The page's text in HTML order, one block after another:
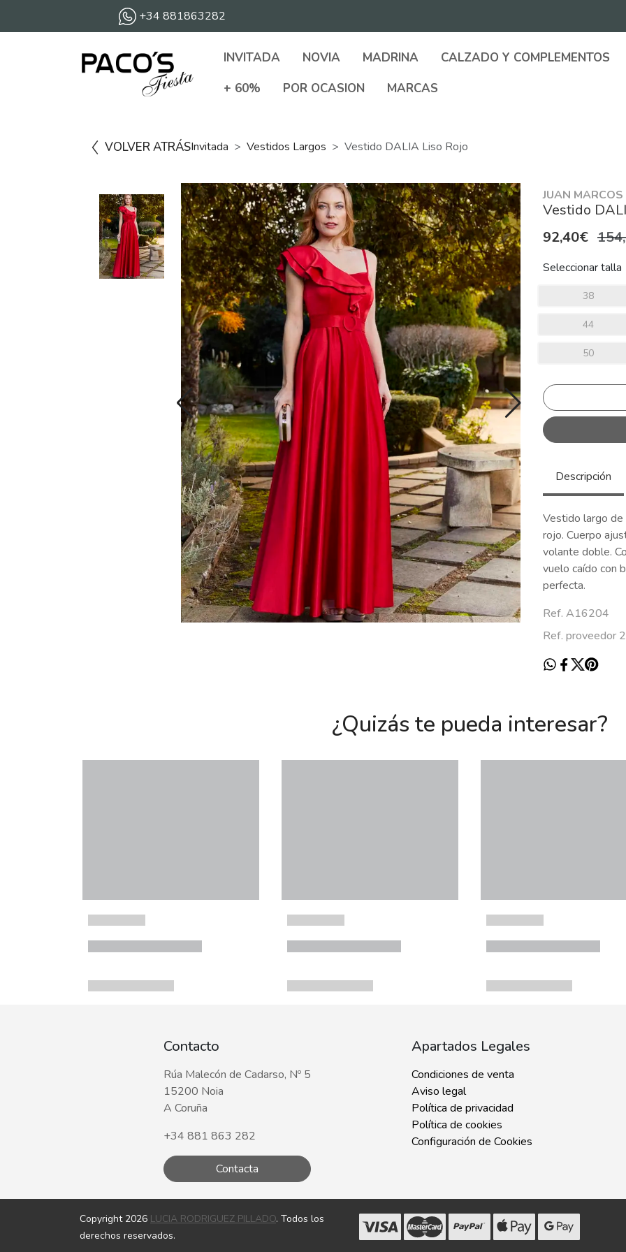
+34 881863282
INVITADA NOVIA MADRINA
CALZADO Y COMPLEMENTOS
+ 60%
POR OCASION MARCAS
VOLVER ATRÁSInvitada Vestidos Largos Vestido DALIA Liso Rojo
JUAN MARCOS
Vestido
92,40€
Seleccionar talla
38
44
50
Descripción
Vestido largo de
rojo. Cuerpo
volante doble.
vuelo caído con
perfecta.
Ref. A16204
Ref. proveedor
¿Quizás te pueda interesar?
Contacto
Rúa Malecón de Cadarso, Nº 5
15200 Noia
A Coruña
+34 881 863 282
Contacta
Apartados Legales
Condiciones de venta
Aviso legal
Política de privacidad
Política de cookies
Configuración de Cookies
Copyright 2026 LUCIA RODRIGUEZ PILLADO. Todos los
derechos reservados.